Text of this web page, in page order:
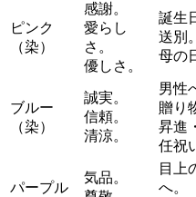
ピンク
（染）
感謝。
愛らし
さ。
優しさ。
誕生
送別。
母の
ブルー
（染）
誠実。
信頼。
清涼。
男性
贈り
昇進
任祝
パープル
気品。
目上
へ。